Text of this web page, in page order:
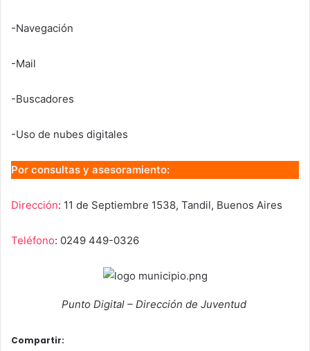
-Navegación
-Mail
-Buscadores
-Uso de nubes digitales
Por consultas y asesoramiento:
Dirección: 11 de Septiembre 1538, Tandil, Buenos Aires
Teléfono: 0249 449-0326
Punto Digital – Dirección de Juventud
Compartir: